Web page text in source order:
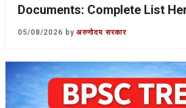
Documents: Complete List
05/08/2026 byअरुणोदय सरकार